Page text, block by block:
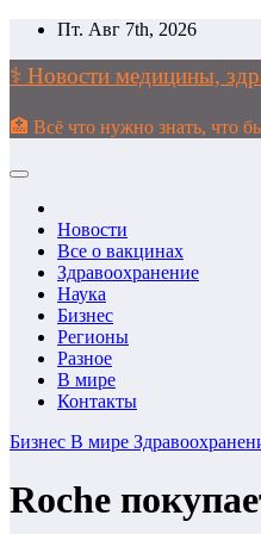
Перейти
содержимому
Пт. Авг 7th, 2026
⚕️ Новости медицины,
🏥 Всё что нужно знать, что
Новости
Все о вакцинах
Здравоохранение
Наука
Бизнес
Регионы
Разное
В мире
Контакты
Бизнес В мире
Roche